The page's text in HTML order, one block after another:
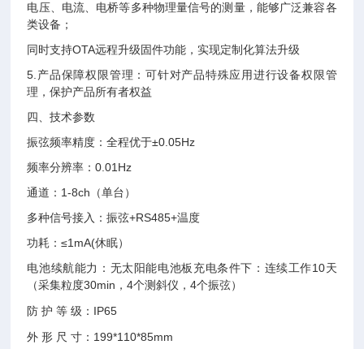
电压、电流、电桥等多种物理量信号的测量，能够⼴泛兼容各
类设备；
同时⽀持OTA远程升级固件功能，实现定制化算法升级
5. 产品保障权限管理：可针对产品特殊应⽤进⾏设备权限管
理，保护产品所有者权益
四、技术参数
振弦频率精度：全程优于±0.05Hz
频率分辨率：0.01Hz
通道： 1-8ch （单台）
多种信号接⼊：振弦+RS485+温度
功耗：≤1mA(休眠）
电池续航能⼒：⽆太阳能电池板充电条件下：连续⼯作10天
（采集粒度30min ，4个测斜仪，4个振弦）
防 护 等 级： IP65
外 形 尺 ⼨： 199*110*85mm